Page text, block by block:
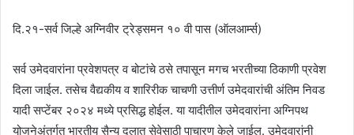
दि.२१-सर्व जिल्हे अग्निवीर ट्रेड्समन १० वी पास (ऑलआर्म्स)
सर्व उमेदवारांना प्रवेशपत्र व बोटांचे ठसे तपासून मगच भरतीच्या ठिकाणी प्रवेश
दिला जाईल. तसेच वैद्यकीय व शारिरीक चाचणी उत्तीर्ण उमेदवारांची अंतिम निवड
यादी सप्टेंबर २०२४ मध्ये प्रसिद्ध होईल. या यादीतील उमेदवारांना अग्निपथ
योजनेअंतर्गत भारतीय सैन्य दलात सेवेसाठी पाचारण केले जाईल. उमेदवारांनी